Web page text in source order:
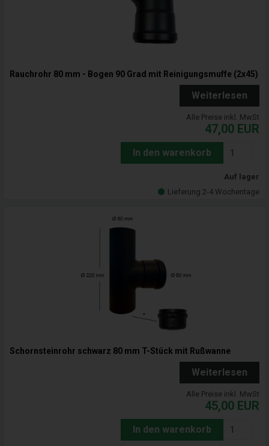
Rauchrohr 80 mm - Bogen 90 Grad mit Reinigungsmuffe (2x45)
Weiterlesen
Alle Preise inkl. MwSt
47,00 EUR
In den warenkorb
Auf lager
Lieferung 2-4 Wochentage
Schornsteinrohr schwarz 80 mm T-Stück mit Rußwanne
Weiterlesen
Alle Preise inkl. MwSt
45,00 EUR
In den warenkorb